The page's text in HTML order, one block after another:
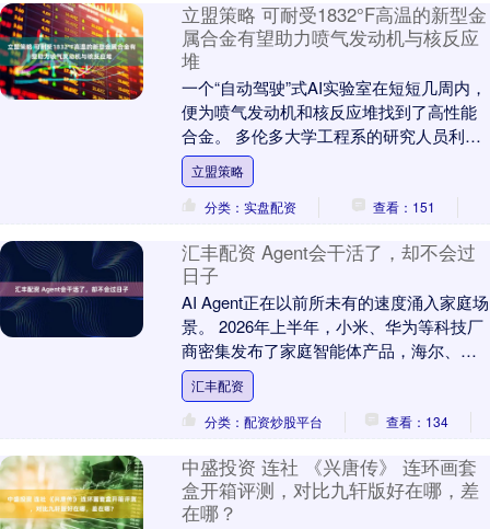
立盟策略 可耐受1832°F高温的新型金
属合金有望助力喷气发动机与核反应
堆
一个“自动驾驶”式AI实验室在短短几周内，
便为喷气发动机和核反应堆找到了高性能
合金。 多伦多大学工程系的研究人员利用
人工智能驱动的发现平台，开发出了六种
新型金属....
立盟策略
分类：实盘配资
查看：151
汇丰配资 Agent会干活了，却不会过
日子
AI Agent正在以前所未有的速度涌入家庭场
景。 2026年上半年，小米、华为等科技厂
商密集发布了家庭智能体产品，海尔、美
的等传统家电龙头也相继宣布战略转
型。....
汇丰配资
分类：配资炒股平台
查看：134
中盛投资 连社 《兴唐传》 连环画套
盒开箱评测，对比九轩版好在哪，差
在哪？